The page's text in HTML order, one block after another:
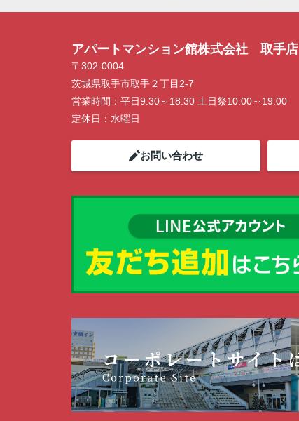
アパートマンション館株式会社 取手店
〒302-0004
茨城県取手市取手２丁目2-7
営業時間： 平日9:30～18:30 土日祭10:00～19:00
定休日： 水曜日
お問い合わせ